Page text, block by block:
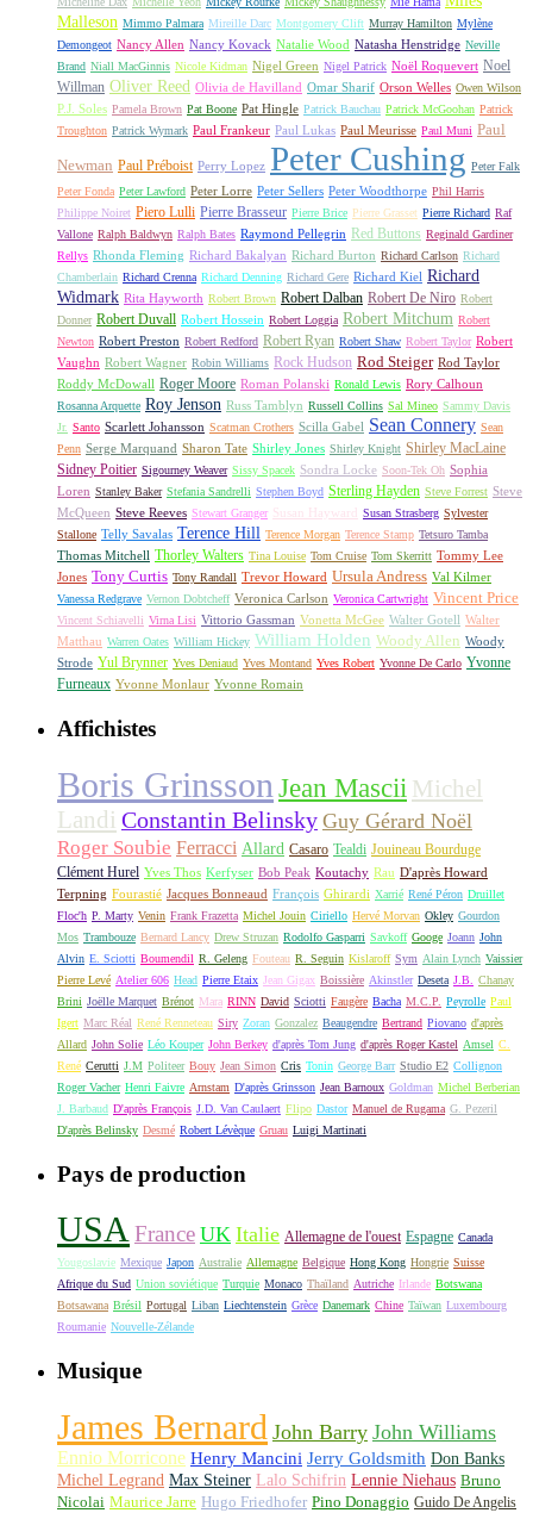
Malleson Mimmo Palmara Mireille Darc Montgomery Clift Murray Hamilton Mylène
Demongeot Nancy Allen Nancy Kovack Natalie Wood Natasha Henstridge Neville
Brand Niall MacGinnis Nicole Kidman Nigel Green Nigel Patrick Noël Roquevert Noel
Willman Oliver Reed Olivia de Havilland Omar Sharif Orson Welles Owen Wilson
P.J. Soles Pamela Brown Pat Boone Pat Hingle Patrick Bauchau Patrick McGoohan Patrick
Troughton Patrick Wymark Paul Frankeur Paul Lukas Paul Meurisse Paul Muni Paul
Newman Paul Préboist Perry Lopez Peter Cushing Peter Falk
Peter Fonda Peter Lawford Peter Lorre Peter Sellers Peter Woodthorpe Phil Harris
Philippe Noiret Piero Lulli Pierre Brasseur Pierre Brice Pierre Grasset Pierre Richard Raf
Vallone Ralph Baldwyn Ralph Bates Raymond Pellegrin Red Buttons Reginald Gardiner
Rellys Rhonda Fleming Richard Bakalyan Richard Burton Richard Carlson Richard
Chamberlain Richard Crenna Richard Denning Richard Gere Richard Kiel Richard
Widmark Rita Hayworth Robert Brown Robert Dalban Robert De Niro Robert
Donner Robert Duvall Robert Hossein Robert Loggia Robert Mitchum Robert
Newton Robert Preston Robert Redford Robert Ryan Robert Shaw Robert Taylor Robert
Vaughn Robert Wagner Robin Williams Rock Hudson Rod Steiger Rod Taylor
Roddy McDowall Roger Moore Roman Polanski Ronald Lewis Rory Calhoun
Rosanna Arquette Roy Jenson Russ Tamblyn Russell Collins Sal Mineo Sammy Davis
Jr. Santo Scarlett Johansson Scatman Crothers Scilla Gabel Sean Connery Sean
Penn Serge Marquand Sharon Tate Shirley Jones Shirley Knight Shirley MacLaine
Sidney Poitier Sigourney Weaver Sissy Spacek Sondra Locke Soon-Tek Oh Sophia
Loren Stanley Baker Stefania Sandrelli Stephen Boyd Sterling Hayden Steve Forrest Steve
McQueen Steve Reeves Stewart Granger Susan Hayward Susan Strasberg Sylvester
Stallone Telly Savalas Terence Hill Terence Morgan Terence Stamp Tetsuro Tamba
Thomas Mitchell Thorley Walters Tina Louise Tom Cruise Tom Skerritt Tommy Lee
Jones Tony Curtis Tony Randall Trevor Howard Ursula Andress Val Kilmer
Vanessa Redgrave Vernon Dobtcheff Veronica Carlson Veronica Cartwright Vincent Price
Vincent Schiavelli Virna Lisi Vittorio Gassman Vonetta McGee Walter Gotell Walter
Matthau Warren Oates William Hickey William Holden Woody Allen Woody
Strode Yul Brynner Yves Deniaud Yves Montand Yves Robert Yvonne De Carlo Yvonne
Furneaux Yvonne Monlaur Yvonne Romain
Affichistes
Boris Grinsson Jean Mascii Michel
Landi Constantin Belinsky Guy Gérard Noël
Roger Soubie Ferracci Allard Casaro Tealdi Jouineau Bourduge
Clément Hurel Yves Thos Kerfyser Bob Peak Koutachy Rau D'après Howard
Terpning Fourastié Jacques Bonneaud François Ghirardi Xarrié René Péron Druillet
Floc'h P. Marty Venin Frank Frazetta Michel Jouin Ciriello Hervé Morvan Okley Gourdon
Mos Trambouze Bernard Lancy Drew Struzan Rodolfo Gasparri Savkoff Googe Joann John
Alvin E. Sciotti Boumendil R. Geleng Fouteau R. Seguin Kislaroff Sym Alain Lynch Vaissier
Pierre Levé Atelier 606 Head Pierre Etaix Jean Gigax Boissière Akinstler Deseta J.B.
Chanay
Brini Joëlle Marquet Brénot Mara RINN David Sciotti Faugère Bacha M.C.P. Peyrolle Paul
Igert Marc Réal René Renneteau Siry Zoran Gonzalez Beaugendre Bertrand Piovano d'après
Allard John Solie Léo Kouper John Berkey d'après Tom Jung d'après Roger Kastel Amsel C.
René Cerutti J.M Politeer Bouy Jean Simon Cris Tonin George Barr Studio E2 Collignon
Roger Vacher Henri Faivre Arnstam D'après Grinsson Jean Barnoux Goldman Michel Berberian
J. Barbaud D'après François J.D. Van Caulaert Flipo Dastor Manuel de Rugama G. Pezeril
D'après Belinsky Desmé Robert Lévèque Gruau Luigi Martinati
Pays de production
USA France UK Italie Allemagne de l'ouest Espagne Canada
Yougoslavie Mexique Japon Australie Allemagne Belgique Hong Kong Hongrie Suisse
Afrique du Sud Union soviétique Turquie Monaco Thaïland Autriche Irlande Botswana
Botsawana Brésil Portugal Liban Liechtenstein Grèce Danemark Chine Taïwan Luxembourg
Roumanie Nouvelle-Zélande
Musique
James Bernard John Barry John Williams
Ennio Morricone Henry Mancini Jerry Goldsmith Don Banks
Michel Legrand Max Steiner Lalo Schifrin Lennie Niehaus Bruno
Nicolai Maurice Jarre Hugo Friedhofer Pino Donaggio Guido De Angelis